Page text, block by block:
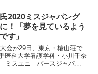
2020ミスジャパング
！「夢を見ているよう
す」
会が29日、東京・椿山荘で
医科大学看護学科・小川千奈
ミスユニ―バースジャパ